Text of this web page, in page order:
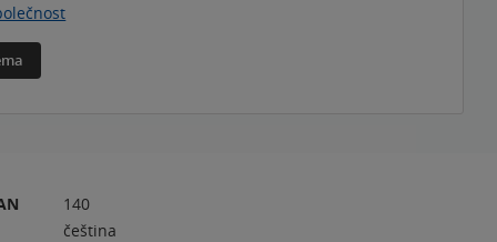
140
čeština